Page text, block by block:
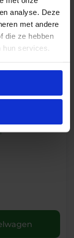
analyse. Deze
met andere
die ze hebben
hun services.
HF 830 4P